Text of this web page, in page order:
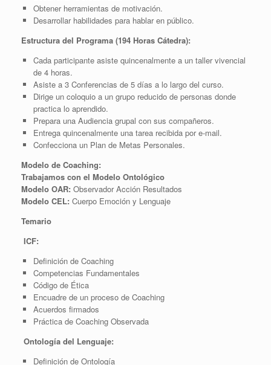
Obtener herramientas de motivación.
Desarrollar habilidades para hablar en público.
Estructura del Programa (194 Horas Cátedra):
Cada participante asiste quincenalmente a un taller vivencial
de 4 horas.
Asiste a 3 Conferencias de 5 días a lo largo del curso.
Dirige un coloquio a un grupo reducido de personas donde
practica lo aprendido.
Prepara una Audiencia grupal con sus compañeros.
Entrega quincenalmente una tarea recibida por e-mail.
Confecciona un Plan de Metas Personales.
Modelo de Coaching:
Trabajamos con el Modelo Ontológico
Modelo OAR: Observador Acción Resultados
Modelo CEL: Cuerpo Emoción y Lenguaje
Temario
ICF:
Definición de Coaching
Competencias Fundamentales
Código de Ética
Encuadre de un proceso de Coaching
Acuerdos firmados
Práctica de Coaching Observada
Ontología del Lenguaje:
Definición de Ontología